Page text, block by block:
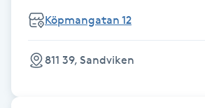
Fransfärgning
Köpmangatan 12
811 39, Sandviken